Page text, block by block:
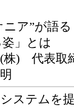
ニア”が語
」とは
(株) 代表取
ステムを